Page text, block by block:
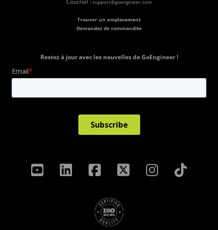
support@goengineer.com
Trouver un emplacement
Demandes de commandite
Restez à jour avec les nouvelles de GoEngineer !